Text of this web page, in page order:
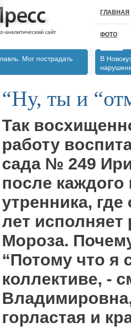
ГЛАВНАЯ
ФОТО
Мог пострадать
В
“Ну, ты и
Так
работу
сада № 249
после каждого
утренника,
лет исполняет
Мороза.
“Потому что я
коллективе, -
горластая и